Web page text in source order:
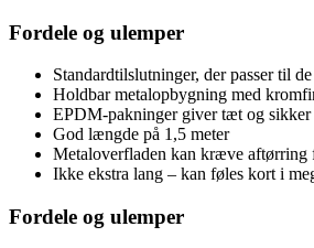
Fordele og ulemper
Standardtilslutninger, der passer til
Holdbar metalopbygning med
EPDM-pakninger giver tæt og sikker
God længde på 1,5 meter
Metaloverfladen kan kræve aftørring
Ikke ekstra lang – kan føles kort i
Fordele og ulemper